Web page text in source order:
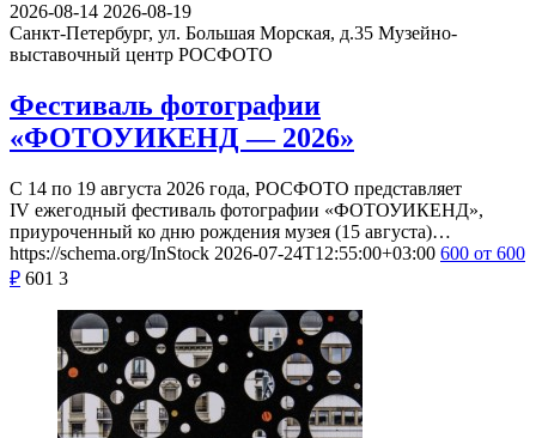
2026-08-14 2026-08-19
Санкт-Петербург, ул. Большая Морская, д.35 Музейно-
выставочный центр РОСФОТО
Фестиваль фотографии
«ФОТОУИКЕНД — 2026»
С 14 по 19 августа 2026 года, РОСФОТО представляет
IV ежегодный фестиваль фотографии «ФОТОУИКЕНД»,
приуроченный ко дню рождения музея (15 августа)…
https://schema.org/InStock 2026-07-24T12:55:00+03:00 600 от 600
₽ 601 3